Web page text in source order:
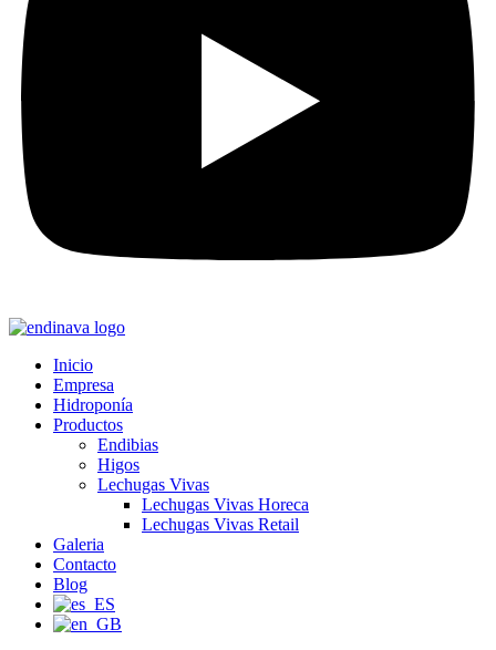
Inicio
Empresa
Hidroponía
Productos
Endibias
Higos
Lechugas Vivas
Lechugas Vivas Horeca
Lechugas Vivas Retail
Galeria
Contacto
Blog